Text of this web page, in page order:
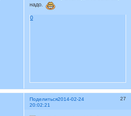
надо.
0
Поделиться 27
2014-02-24
20:02:21